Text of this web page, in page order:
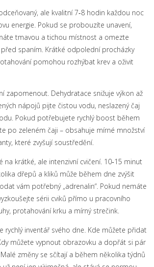
ale kvalitní 7‑8 hodin každou noc
energie. Pokud se probouzíte unavení,
tmavou a tichou místnost a omezte
spaním. Krátké odpolední procházky
pomohou rozhýbat krev a oživit
zapomenout. Dehydratace snižuje výkon až
nápojů pijte čistou vodu, neslazený čaj
Pokud potřebujete rychlý boost během
po zeleném čaji – obsahuje mírné množství
které zvyšují soustředění.
na krátké, ale intenzivní cvičení. 10‑15 minut
dřepů a kliků může během dne zvýšit
vám potřebný „adrenalin“. Pokud nemáte
sérii cviků přímo u pracovního
protahování krku a mírný strečink.
rychlý inventář svého dne. Kde můžete přidat
můžete vypnout obrazovku a dopřát si pár
změny se sčítají a během několika týdnů